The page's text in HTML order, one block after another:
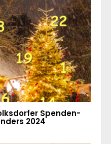
Spenden-
2024